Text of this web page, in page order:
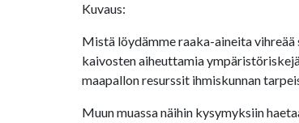
Kuvaus:
Mistä löydämme raaka-aineita
kaivosten aiheuttamia
maapallon resurssit ihmiskunnan
Muun muassa näihin kysymyksiin